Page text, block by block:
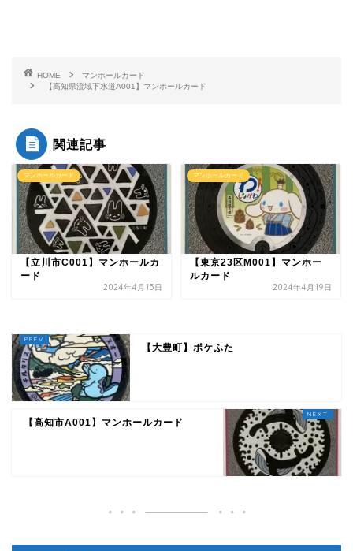
HOME
マンホールカード
【高知県流域下水道A001】マンホールカード
関連記事
マンホールカード
【立川市C001】マンホールカ
ード
2024年4月15日
マンホールカード
【東京23区M001】マンホー
ルカード
2024年4月19日
【大豊町】ポケふた
【高知市A001】マンホールカード